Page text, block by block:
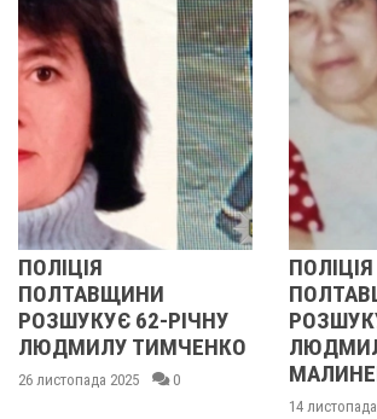
ПОЛТАВЩИНИ
РОЗШУКУЄ 67-РІЧНУ
ЛЮДМИЛУ
МАЛИНЕНКО